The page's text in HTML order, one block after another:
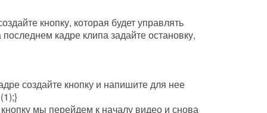
кнопку, которая будет управлять
кадре клипа задайте остановку,
создайте кнопку и напишите для нее
мы перейдем к началу видео и снова